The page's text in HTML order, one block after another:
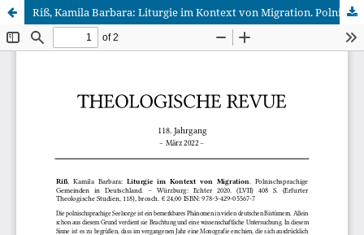
Riß, Kamila Barbara: Liturgie im Kontext von Migration. Polnischsprachige Gemeinden in Deutschland